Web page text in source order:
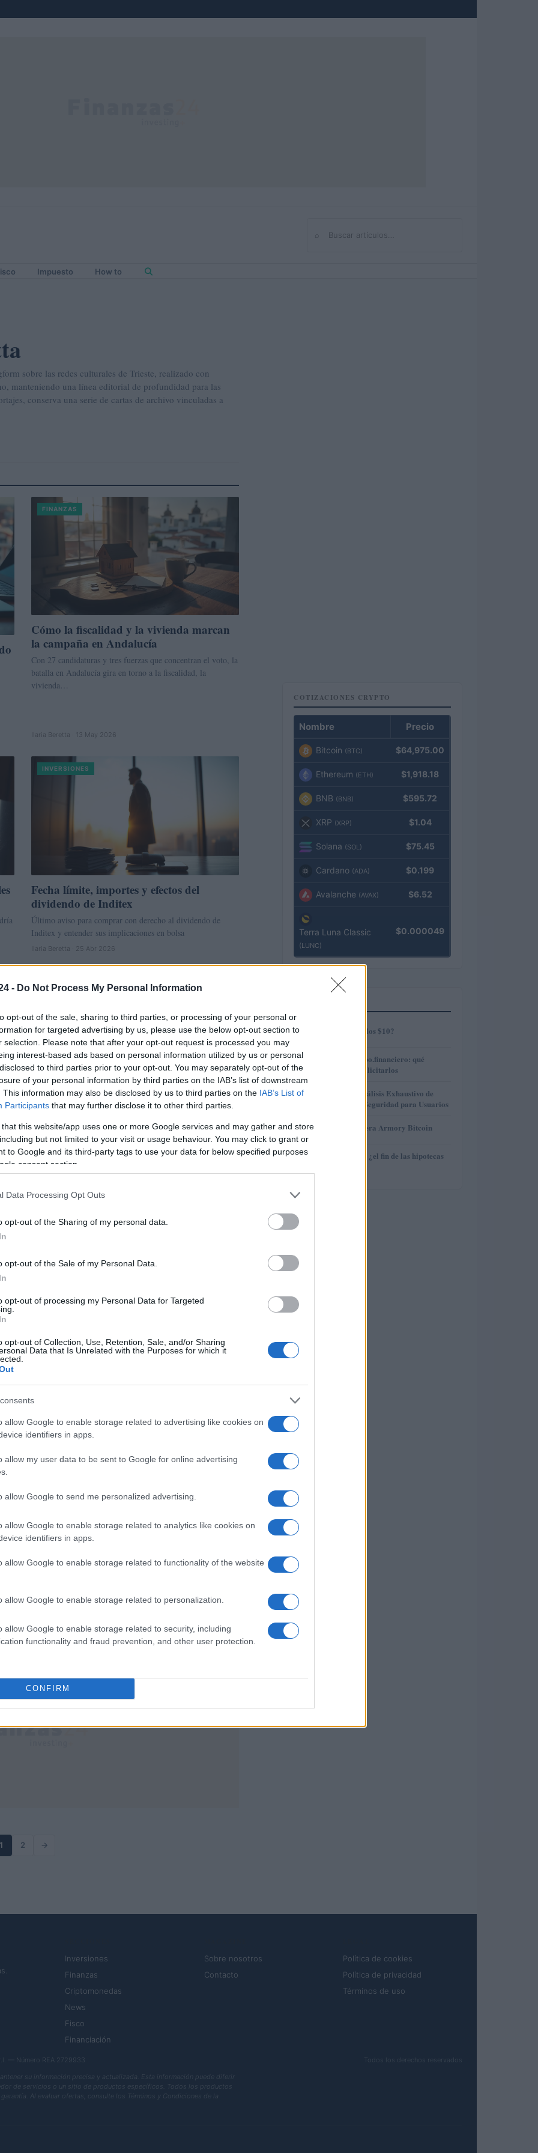
- Do Not Process My Personal Information
opt-out of the sale, sharing to third parties, or processing of your personal or
for targeted advertising by us, please use the below opt-out section to
selection. Please note that after your opt-out request is processed you may
interest-based ads based on personal information utilized by us or personal
to third parties prior to your opt-out. You may separately opt-out of the
of your personal information by third parties on the IAB’s list of downstream
This information may also be disclosed by us to third parties on the IAB’s List of
Participants that may further disclose it to other third parties.
that this website/app uses one or more Google services and may gather and store
but not limited to your visit or usage behaviour. You may click to grant or
to Google and its third-party tags to use your data for below specified purposes
consent section.
Data Processing Opt Outs
opt-out of the Sharing of my personal data.
opt-out of the Sale of my Personal Data.
opt-out of processing my Personal Data for Targeted
opt-out of Collection, Use, Retention, Sale, and/or Sharing
Data that Is Unrelated with the Purposes for which it
allow Google to enable storage related to advertising like cookies on
identifiers in apps.
allow my user data to be sent to Google for online advertising
allow Google to send me personalized advertising.
allow Google to enable storage related to analytics like cookies on
identifiers in apps.
allow Google to enable storage related to functionality of the website
allow Google to enable storage related to personalization.
allow Google to enable storage related to security, including
functionality and fraud prevention, and other user protection.
CONFIRM
Buscar
Impuesto How to
sobre las redes culturales de Trieste, realizado con
manteniendo una línea editorial de profundidad para las
conserva una serie de cartas de archivo vinculadas a
FINANZAS
Cómo la fiscalidad y la vivienda marcan
la campaña en Andalucía
Con 27 candidaturas y tres fuerzas que concentran el voto, la
batalla en Andalucía gira en torno a la fiscalidad, la
vivienda…
Ilaria Beretta · 13 May 2026
INVERSIONES
Fecha límite, importes y efectos del
dividendo de Inditex
Último aviso para comprar con derecho al dividendo de
Inditex y entender sus implicaciones en bolsa
Ilaria Beretta · 25 Abr 2026
Criptomonedas y mercado digital: qué
Una explicación clara y accesible sobre criptomonedas, su
uso práctico y el objetivo del ciclo SWITCH ON/OFF
PÍLDORAS con los Embajadores Corporativos…
Ilaria Beretta · 16 Abr 2026
Jones: guía práctica
al operar el…
Comparativa práctica entre préstamos
Aprende a comparar préstamos bancarios y fintech para
Ilaria Beretta · 3 Abr 2026
1 2 →
COTIZACIONES CRYPTO
Nombre Precio
Bitcoin (BTC) $64,975.00
Ethereum (ETH) $1,918.18
BNB (BNB) $595.72
XRP (XRP) $1.04
Solana (SOL) $75.45
Cardano (ADA) $0.199
Avalanche (AVAX) $6.52
Terra Luna Classic
(LUNC)
$0.000049
1 ¿AMP alcanzará los $10?
2
Préstamos en Kubo.financiero: qué
ofrecen y cómo solicitarlos
3
Gana Crédito: Análisis Exhaustivo de
Funcionalidad y Seguridad para Usuarios
4 Revisión de billetera Armory Bitcoin
5 Euríbor en caída: ¿el fin de las hipotecas
Inversiones
Finanzas
Criptomonedas
News
Fisco
Financiación
Sobre nosotros
Contacto
Política de cookies
Política de privacidad
Términos de uso
— Número REA 2729933
Todos los derechos reservados
su información precisa y actualizada. Esta información puede diferir
de servicios o un sitio de productos específicos. Todos los productos
Al evaluar ofertas, consulte los Términos y Condiciones de la